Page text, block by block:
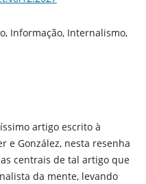
Informação, Internalismo,
artigo escrito à
e González, nesta resenha
centrais de tal artigo que
da mente, levando